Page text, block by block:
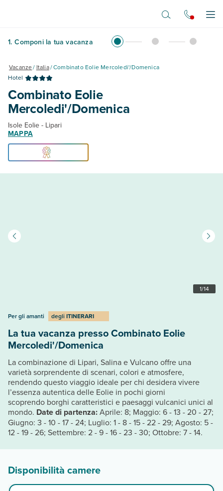
1. Componi la tua vacanza
Vacanze/ Italia/Combinato Eolie Mercoledi'/Domenica
Hotel
Combinato Eolie
Mercoledi'/Domenica
Isole Eolie - Lipari
MAPPA
1/14
Per gli amanti degli ITINERARI
La tua vacanza presso Combinato Eolie
Mercoledi'/Domenica
La combinazione di Lipari, Salina e Vulcano offre una
varietà sorprendente di scenari, colori e atmosfere,
rendendo questo viaggio ideale per chi desidera vivere
l’essenza autentica delle Eolie in pochi giorni
scoprendo borghi caratteristici e paesaggi vulcanici unici al
mondo. Date di partenza:Aprile: 8; Maggio: 6 - 13 - 20 - 27;
Giugno: 3 - 10 - 17 - 24; Luglio: 1 - 8 - 15 - 22 - 29; Agosto: 5 -
12 - 19 - 26; Settembre: 2 - 9 - 16 - 23 - 30; Ottobre: 7 - 14.
Disponibilità camere